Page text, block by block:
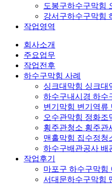
도봉구하수구막힘
강서구하수구막힘
작업영역
회사소개
주요업무
작업전후
하수구막힘 사례
싱크대막힘 싱크대
하수구내시경 하수
변기막힘 변기역류
오수관막힘 정화조
횡주관청소 횡주관
맨홀막힘 집수정청
하수구배관공사 배
작업후기
마포구 하수구막힘
서대문하수구막힘